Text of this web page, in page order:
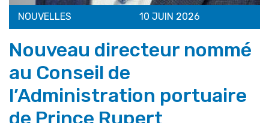
NOUVELLES 10 JUIN 2026
Nouveau directeur nommé
au Conseil de
l’Administration portuaire
de Prince Rupert